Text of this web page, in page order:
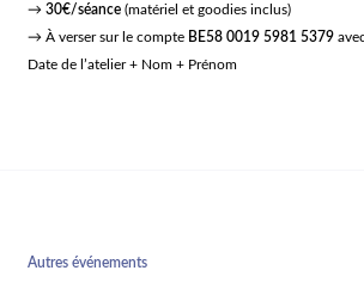
→30€/séance(matériel et goodies inclus)
→ À verser sur le compte BE58 0019 5981 5379
Date de l’atelier + Nom + Prénom
Autres événements